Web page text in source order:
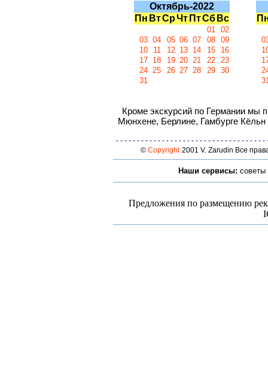
Октябрь-2022
Пн ВтСрЧт ПтСб Вс
01 02
03 04 05 06 07 08 09
10
11 12 13 14 15
16
17 18 19 20 21 22 23
24 25 26 27 28 29 30
31
Кроме экскурсий по Германии мы
Мюнхене, Берлине, Гамбурге Кёльн
- - - - - - - - - - - - - - - - - - - - - - - - - - - - - - - - - - -
© Copyright 2001 V. Zarudin Все
Наши сервисы: советы
Предложения по размещению